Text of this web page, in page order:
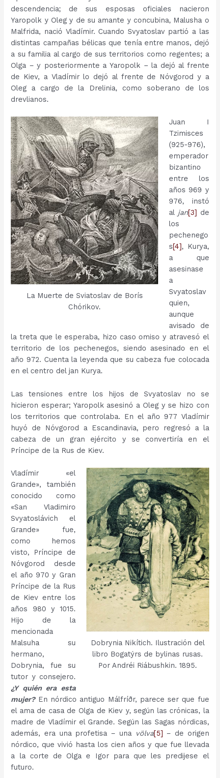
descendencia; de sus esposas oficiales nacieron
Yaropolk y Oleg y de su amante y concubina, Malusha o
Malfrida, nació Vladímir. Cuando Svyatoslav partió a las
distintas campañas bélicas que tenía entre manos, dejó
a su familia al cargo de sus territorios como regentes; a
Olga – y posteriormente a Yaropolk – la dejó al frente
de Kiev, a Vladímir lo dejó al frente de Nóvgorod y a
Oleg a cargo de la Drelinia, como soberano de los
drevlianos.
La Muerte de Sviatoslav de Borís
Chórikov.
Juan I
Tzimisces
(925-976),
emperador
bizantino
entre los
años 969 y
976, instó
al jan[3] de
los
pechenego
s[4], Kurya,
a que
asesinase
a
Svyatoslav
quien,
aunque
avisado de
la treta que le esperaba, hizo caso omiso y atravesó el
territorio de los pechenegos, siendo asesinado en el
año 972. Cuenta la leyenda que su cabeza fue colocada
en el centro del jan Kurya.
Las tensiones entre los hijos de Svyatoslav no se
hicieron esperar; Yaropolk asesinó a Oleg y se hizo con
los territorios que controlaba. En el año 977 Vladímir
huyó de Nóvgorod a Escandinavia, pero regresó a la
cabeza de un gran ejército y se convertiría en el
Príncipe de la Rus de Kiev.
Dobrynia Nikítich. Ilustración del
libro Bogatýrs de bylinas rusas.
Por Andréi Riábushkin. 1895.
Vladímir «el
Grande», también
conocido como
«San Vladimiro
Svyatoslávich el
Grande» fue,
como hemos
visto, Príncipe de
Nóvgorod desde
el año 970 y Gran
Príncipe de la Rus
de Kiev entre los
años 980 y 1015.
Hijo de la
mencionada
Malsuha su
hermano,
Dobrynia, fue su
tutor y consejero.
¿Y quién era esta
mujer?En nórdico antiguo Málfríðr, parece ser que fue
el ama de casa de Olga de Kiev y, según las crónicas, la
madre de Vladímir el Grande. Según las Sagas nórdicas,
además, era una profetisa – una völva[5] – de origen
nórdico, que vivió hasta los cien años y que fue llevada
a la corte de Olga e Igor para que les predijese el
futuro.